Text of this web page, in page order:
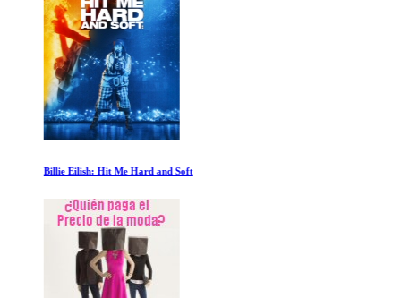
Billie Eilish: Hit Me Hard and Soft